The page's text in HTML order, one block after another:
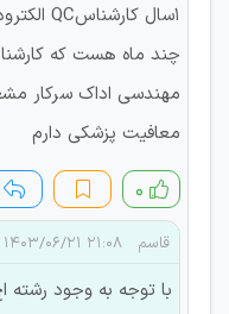
1سال کارشناسQC الکترود شیراز
مهندسی اداک سرکار
معافیت پزشکی دارم
۰
قاسم ۲۱:۰۸ ۱۴۰۳/۰۶/۲۱
با توجه به وجود رشته